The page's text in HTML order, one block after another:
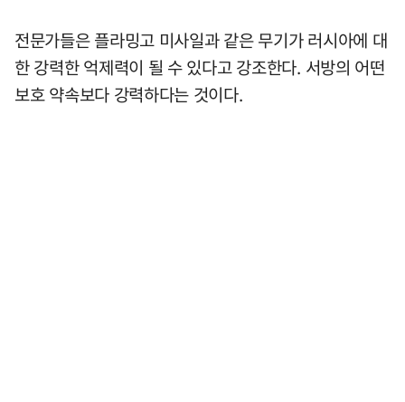
전문가들은 플라밍고 미사일과 같은 무기가 러시아에 대
한 강력한 억제력이 될 수 있다고 강조한다. 서방의 어떤
보호 약속보다 강력하다는 것이다.